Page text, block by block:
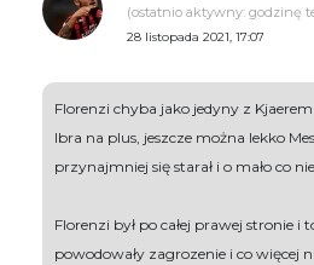
(ostatnio aktywny: godzinę
28 listopada 2021, 17:07
Florenzi chyba jako jedyny z
Ibra na plus, jeszcze można lekko
przynajmniej się starał i o mało co
Florenzi był po całej prawej stronie i
powodowały zagrozenie i co więcej